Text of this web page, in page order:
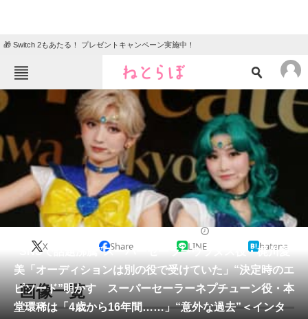
🎁 Switch 2もあたる！ プレゼントキャンペーン実施中！
ねとらぼメニュー
ニュース
エンタメ
グルメ 地域
住まい 教育・育児
リサーチ
会員記事
メディア
注目記事を集めた総合ページ
“SNSで話題沸騰”スーパーセーラーウラヌス役・梶川愛
美「オーディションは別の役で受けていた」“決定時のエ
ピソード”明かす スーパーセーラーネプチューン役・本
堂環稀は「4歳から16年間……」“意外な過去”＜インタ
X Share LINE hatena
画像一覧